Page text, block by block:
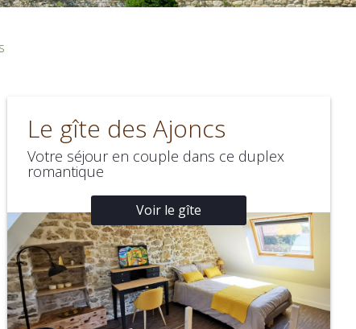
Le gîte des Ajoncs
Votre séjour en couple dans ce duplex
romantique
Voir le gîte